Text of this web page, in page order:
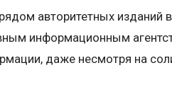
авторитетных изданий
информационным
даже несмотря на